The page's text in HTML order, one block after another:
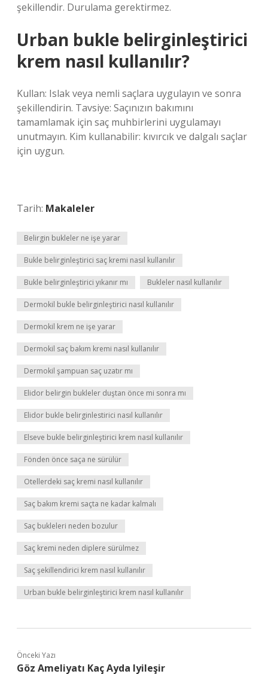
şekillendir. Durulama gerektirmez.
Urban bukle belirginleştirici
krem nasıl kullanılır?
Kullan: Islak veya nemli saçlara uygulayın ve sonra
şekillendirin. Tavsiye: Saçınızın bakımını
tamamlamak için saç muhbirlerini uygulamayı
unutmayın. Kim kullanabilir: kıvırcık ve dalgalı saçlar
için uygun.
Tarih: Makaleler
Belirgin bukleler ne işe yarar
Bukle belirginleştirici saç kremi nasıl kullanılır
Bukle belirginleştirici yıkanır mı Bukleler nasıl kullanılır
Dermokil bukle belirginleştirici nasıl kullanılır
Dermokil krem ne işe yarar
Dermokil saç bakım kremi nasıl kullanılır
Dermokil şampuan saç uzatır mı
Elidor belirgin bukleler duştan önce mi sonra mı
Elidor bukle belirginlestirici nasıl kullanılır
Elseve bukle belirginleştirici krem nasıl kullanılır
Fönden önce saça ne sürülür
Otellerdeki saç kremi nasıl kullanılır
Saç bakım kremi saçta ne kadar kalmalı
Saç bukleleri neden bozulur
Saç kremi neden diplere sürülmez
Saç şekillendirici krem nasıl kullanılır
Urban bukle belirginleştirici krem nasıl kullanılır
Önceki Yazı
Göz Ameliyatı Kaç Ayda Iyileşir